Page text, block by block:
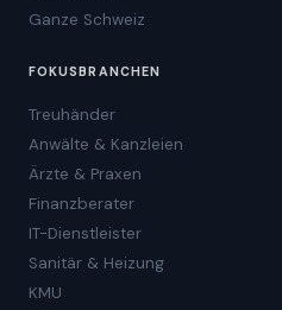
Ganze Schweiz
FOKUSBRANCHEN
Treuhänder
Anwälte & Kanzleien
Ärzte & Praxen
Finanzberater
IT-Dienstleister
Sanitär & Heizung
KMU